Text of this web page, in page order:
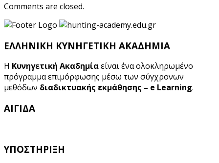
Comments are closed.
ΕΛΛΗΝΙΚΗ ΚΥΝΗΓΕΤΙΚΗ ΑΚΑΔΗΜΙΑ
Η Κυνηγετική Ακαδημίαείναι ένα ολοκληρωμένο
πρόγραμμα επιμόρφωσης μέσω των σύγχρονων
μεθόδων διαδικτυακής εκμάθησης – e Learning.
ΑΙΓΙΔΑ
ΥΠΟΣΤΗΡΙΞΗ